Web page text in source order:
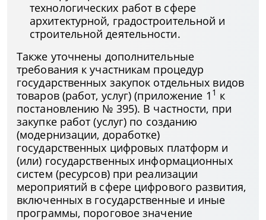
технологических работ в сфере
архитектурной, градостроительной и
строительной деятельности.
Также уточнены дополнительные
требования к участникам процедур
государственных закупок отдельных видов
товаров (работ, услуг) (приложение 1 1 к
постановлению № 395). В частности, при
закупке работ (услуг) по созданию
(модернизации, доработке)
государственных цифровых платформ и
(или) государственных информационных
систем (ресурсов) при реализации
мероприятий в сфере цифрового развития,
включенных в государственные и иные
программы, пороговое значение